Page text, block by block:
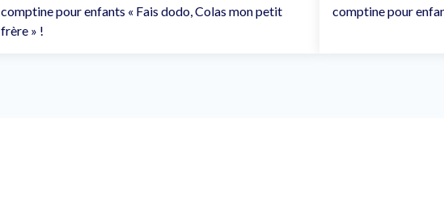
comptine pour enfants « Fais dodo, Colas mon petit
frère » !
comptine pour